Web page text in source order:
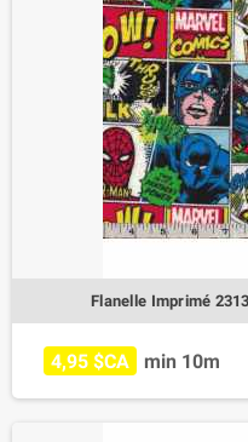
Flanelle Imprimé
4,95 $CA min 10m